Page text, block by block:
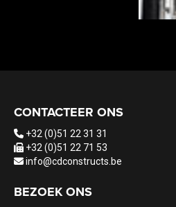
CONTACTEER ONS
+32 (0)51 22 31 31
+32 (0)51 22 71 53
info@cdconstructs.be
BEZOEK ONS